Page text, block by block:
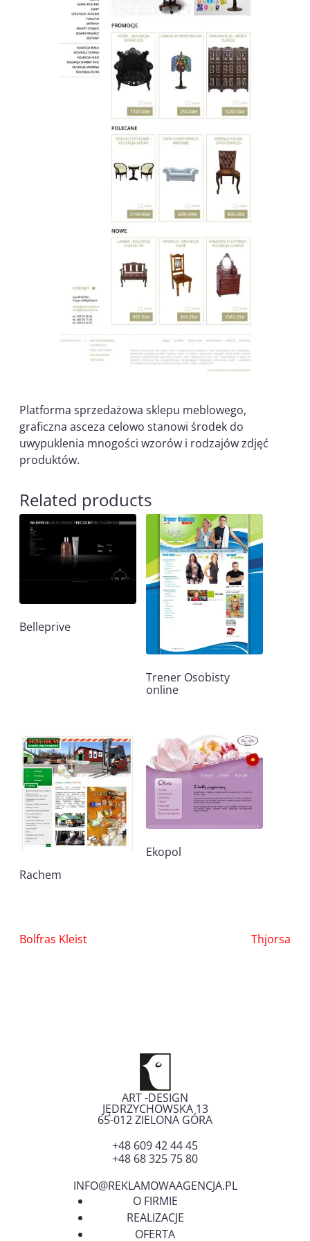
Platforma sprzedażowa sklepu meblowego,
graficzna asceza celowo stanowi środek do
uwypuklenia mnogości wzorów i rodzajów zdjęć
produktów.
Related products
Belleprive
Trener Osobisty
online
Rachem
Ekopol
Nawigacja
Bolfras Kleist Thjorsa
ART -DESIGN
JĘDRZYCHOWSKA 13
65-012ZIELONA GÓRA
+48 609 42 44 45
+48 68 325 75 80
INFO@REKLAMOWAAGENCJA.PL
O FIRMIE
REALIZACJE
OFERTA